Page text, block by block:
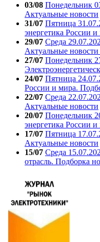
03/08 Понедельник
Актуальные новости
31/07 Пятница
энергетика России
29/07 Среда
Актуальные новости
27/07 Понедельник
24/07 Пятница
России и мира.
22/07 Среда
Актуальные новости
20/07 Понедельник
энергетика России
17/07 Пятница
Актуальные новости
15/07 Среда
отрасль. Подборка